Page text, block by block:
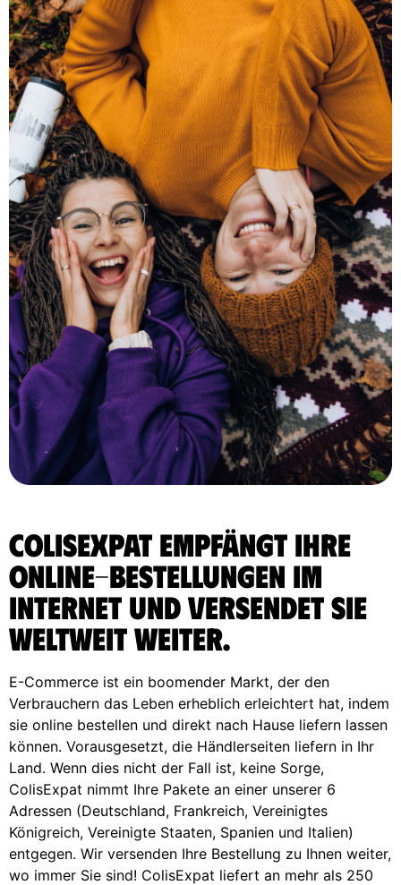
ColisExpat empfängt Ihre
Online-Bestellungen im
Internet und versendet sie
weltweit weiter.
E-Commerce ist ein boomender Markt, der den
Verbrauchern das Leben erheblich erleichtert hat, indem
sie online bestellen und direkt nach Hause liefern lassen
können. Vorausgesetzt, die Händlerseiten liefern in Ihr
Land. Wenn dies nicht der Fall ist, keine Sorge,
ColisExpat nimmt Ihre Pakete an einer unserer 6
Adressen (Deutschland, Frankreich, Vereinigtes
Königreich, Vereinigte Staaten, Spanien und Italien)
entgegen. Wir versenden Ihre Bestellung zu Ihnen weiter,
wo immer Sie sind! ColisExpat liefert an mehr als 250